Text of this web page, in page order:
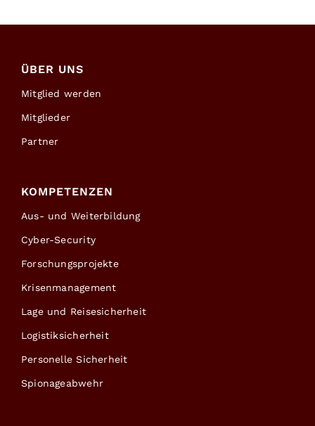
ÜBER UNS
Mitglied werden
Mitglieder
Partner
KOMPETENZEN
Aus- und Weiterbildung
Cyber-Security
Forschungsprojekte
Krisenmanagement
Lage und Reisesicherheit
Logistiksicherheit
Personelle Sicherheit
Spionageabwehr